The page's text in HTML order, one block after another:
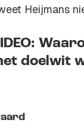
Heijmans
doelwit